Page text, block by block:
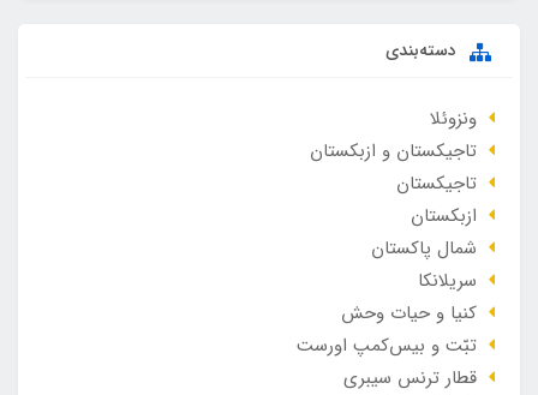
دسته‌بندی
ونزوئلا
تاجیکستان و ازبکستان
تاجیکستان
ازبکستان
شمال پاکستان
سریلانکا
کنیا و حیات وحش
تبّت و بیس‌کمپ اورست
قطار ترنس سیبری